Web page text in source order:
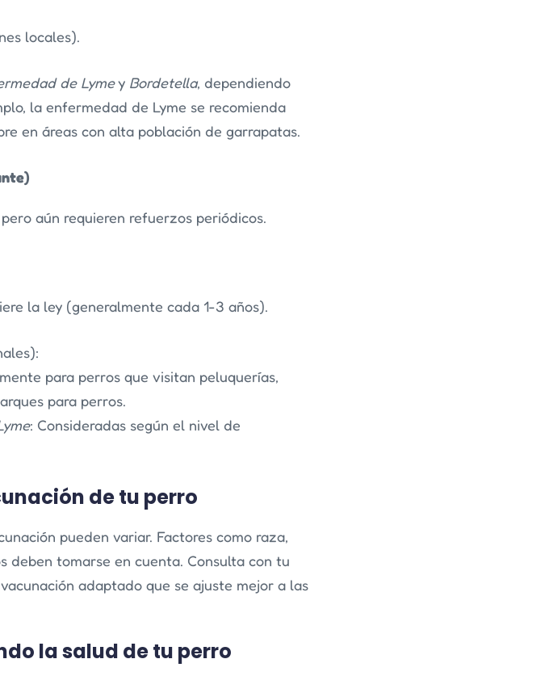
locales).
de Lymey Bordetella, dependiendo
la enfermedad de Lyme se recomienda
en áreas con alta población de garrapatas.
aún requieren refuerzos periódicos.
la ley (generalmente cada 1-3 años).
para perros que visitan peluquerías,
para perros.
: Consideradas según el nivel de
de tu perro
pueden variar. Factores como raza,
deben tomarse en cuenta. Consulta con tu
adaptado que se ajuste mejor a las
la salud de tu perro